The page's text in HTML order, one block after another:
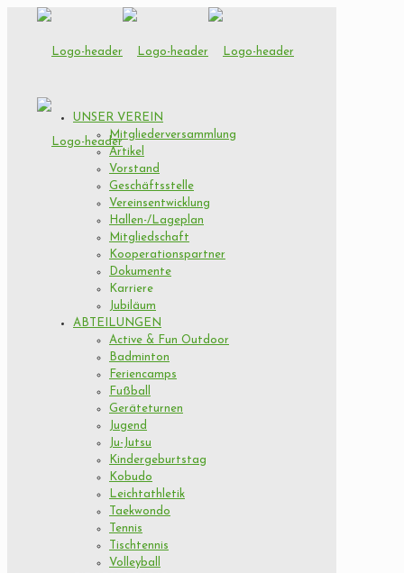
UNSER VEREIN
Mitgliederversammlung
Artikel
Vorstand
Geschäftsstelle
Vereinsentwicklung
Hallen-/Lageplan
Mitgliedschaft
Kooperationspartner
Dokumente
Karriere
Jubiläum
ABTEILUNGEN
Active & Fun Outdoor
Badminton
Feriencamps
Fußball
Geräteturnen
Jugend
Ju-Jutsu
Kindergeburtstag
Kobudo
Leichtathletik
Taekwondo
Tennis
Tischtennis
Volleyball